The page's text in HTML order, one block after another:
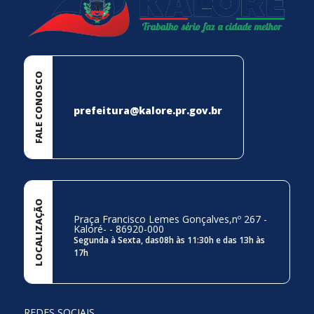
afins; XXIII –realizar estudos para a execução de
infraestrutura, construção e manutenção de estradas,
caminhos, escolas e prédios municipais, inclusive na área
Planejamento e Gestão; XXIV – lançar, fiscalizar, arrecadar e
movimentar as tarifas ou taxas dos serviços que prestar ou
executar; XXV – executar outras atividades afins, além
daquelas previstas na legislação municipal. Art. 23. A
Secretaria de Urbanismo, Obras e Serviços Públicos é
constituída das seguintes Divisões diretamente subordinados
ao respectivo titular: I–Departamento de Serviços Públicos;
Departamento de Urbanismo; III– Departamento de Obras
Públicas.
FALE CONOSCO prefeitura@kalore.pr.gov.br
LOCALIZAÇÃO Praça Francisco Lemes Gonçalves,nº 267 -
Kaloré- - 86920-000
Segunda à Sexta, das08h às 11:30h e das 13h às
17h